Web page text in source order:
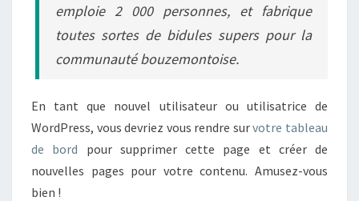
emploie 2 000 personnes, et fabrique
toutes sortes de bidules supers pour la
communauté bouzemontoise.
En tant que nouvel utilisateur ou utilisatrice de
WordPress, vous devriez vous rendre survotre tableau
de bord pour supprimer cette page et créer de
nouvelles pages pour votre contenu. Amusez-vous
bien !